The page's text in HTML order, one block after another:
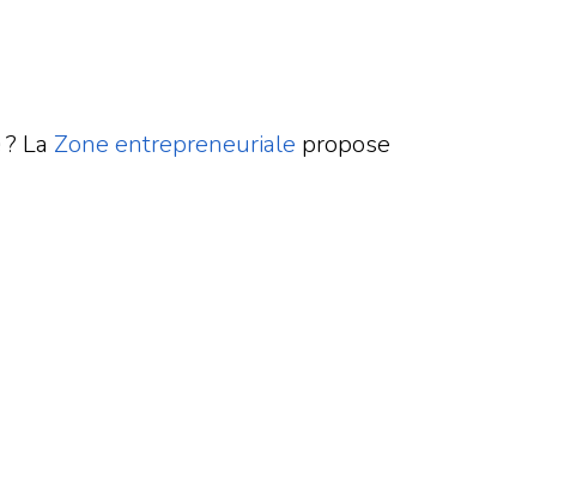
La Zone entrepreneuriale propose